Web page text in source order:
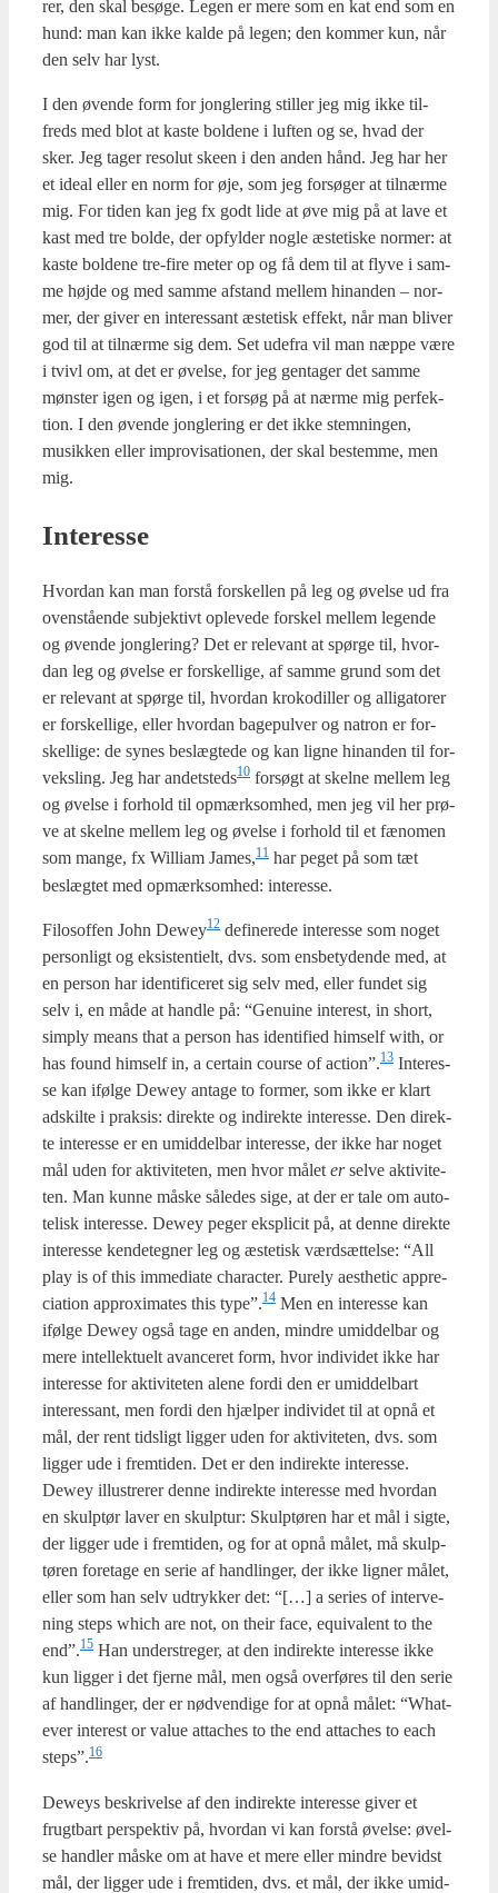
rer, den skal besø­ge. Legen er mere som en kat end som en
hund: man kan ikke kal­de på legen; den kom­mer kun, når
den selv har lyst.
I den øven­de form for jong­le­ring stil­ler jeg mig ikke til­
freds med blot at kaste bol­de­ne i luf­ten og se, hvad der
sker. Jeg tager reso­lut ske­en i den anden hånd. Jeg har her
et ide­al eller en norm for øje, som jeg for­sø­ger at til­nær­me
mig. For tiden kan jeg fx godt lide at øve mig på at lave et
kast med tre bol­de, der opfyl­der nog­le æste­ti­ske nor­mer: at
kaste bol­de­ne tre-fire meter op og få dem til at fly­ve i sam­
me høj­de og med sam­me afstand mel­lem hin­an­den – nor­
mer, der giver en inter­es­sant æste­tisk effekt, når man bli­ver
god til at til­nær­me sig dem. Set ude­fra vil man næp­pe være
i tvivl om, at det er øvel­se, for jeg gen­ta­ger det sam­me
møn­ster igen og igen, i et for­søg på at nær­me mig per­fek­
tion. I den øven­de jong­le­ring er det ikke stem­nin­gen,
musik­ken eller impro­vi­sa­tio­nen, der skal bestem­me, men
mig.
Inte­res­se
Hvor­dan kan man for­stå for­skel­len på leg og øvel­se ud fra
oven­stå­en­de sub­jek­tivt ople­ve­de for­skel mel­lem legen­de
og øven­de jong­le­ring? Det er rele­vant at spør­ge til, hvor­
dan leg og øvel­se er for­skel­li­ge, af sam­me grund som det
er rele­vant at spør­ge til, hvor­dan kro­ko­di­l­ler og alliga­to­rer
er for­skel­li­ge, eller hvor­dan bage­pul­ver og natron er for­
skel­li­ge: de synes beslæg­te­de og kan lig­ne hin­an­den til for­
veks­ling. Jeg har andetsteds10 for­søgt at skel­ne mel­lem leg
og øvel­se i for­hold til opmærk­som­hed, men jeg vil her prø­
ve at skel­ne mel­lem leg og øvel­se i for­hold til et fæno­men
som man­ge, fx Wil­li­am James,11 har peget på som tæt
beslæg­tet med opmærk­som­hed: inte­res­se.
Filo­sof­fen John Dewey12 defi­ne­re­de inte­res­se som noget
per­son­ligt og eksi­sten­ti­elt, dvs. som ens­be­ty­den­de med, at
en per­son har iden­ti­fi­ce­ret sig selv med, eller fun­det sig
selv i, en måde at hand­le på: “Genu­i­ne inte­r­est, in short,
sim­ply means that a per­son has iden­ti­fied him­self with, or
has found him­self in, a certain cour­se of action”.13 Inte­res­
se kan iføl­ge Dewey anta­ge to for­mer, som ikke er klart
adskil­te i prak­sis: direk­te og indi­rek­te inte­res­se. Den direk­
te inte­res­se er en umid­del­bar inte­res­se, der ikke har noget
mål uden for akti­vi­te­ten, men hvor målet ersel­ve akti­vi­te­
ten. Man kun­ne måske såle­des sige, at der er tale om auto­
te­lisk inte­res­se. Dewey peger eks­pli­cit på, at den­ne direk­te
inte­res­se ken­de­teg­ner leg og æste­tisk værds­æt­tel­se: “All
play is of this imme­di­a­te cha­ra­cter. Pure­ly aesthe­tic appre­
ci­a­tion approxi­ma­tes this type”.14 Men en inte­res­se kan
iføl­ge Dewey også tage en anden, min­dre umid­del­bar og
mere intel­lek­tu­elt avan­ce­ret form, hvor indi­vi­det ikke har
inte­res­se for akti­vi­te­ten ale­ne for­di den er umid­del­bart
inter­es­sant, men for­di den hjæl­per indi­vi­det til at opnå et
mål, der rent tids­ligt lig­ger uden for akti­vi­te­ten, dvs. som
lig­ger ude i frem­ti­den. Det er den indi­rek­te inte­res­se.
Dewey illu­stre­rer den­ne indi­rek­te inte­res­se med hvor­dan
en skul­p­tør laver en skul­p­tur: Skul­p­tø­ren har et mål i sig­te,
der lig­ger ude i frem­ti­den, og for at opnå målet, må skul­p­
tø­ren fore­ta­ge en serie af handling­er, der ikke lig­ner målet,
eller som han selv udtryk­ker det: “[…] a seri­es of inter­ve­
ning steps which are not, on their face, equi­va­lent to the
end”.15 Han under­stre­ger, at den indi­rek­te inte­res­se ikke
kun lig­ger i det fjer­ne mål, men også over­fø­res til den serie
af handling­er, der er nød­ven­di­ge for at opnå målet: “What­
ever inte­r­est or value atta­ches to the end atta­ches to each
steps”.16
Deweys beskri­vel­se af den indi­rek­te inte­res­se giver et
frugt­bart per­spek­tiv på, hvor­dan vi kan for­stå øvel­se: øvel­
se hand­ler måske om at have et mere eller min­dre bevidst
mål, der lig­ger ude i frem­ti­den, dvs. et mål, der ikke umid­